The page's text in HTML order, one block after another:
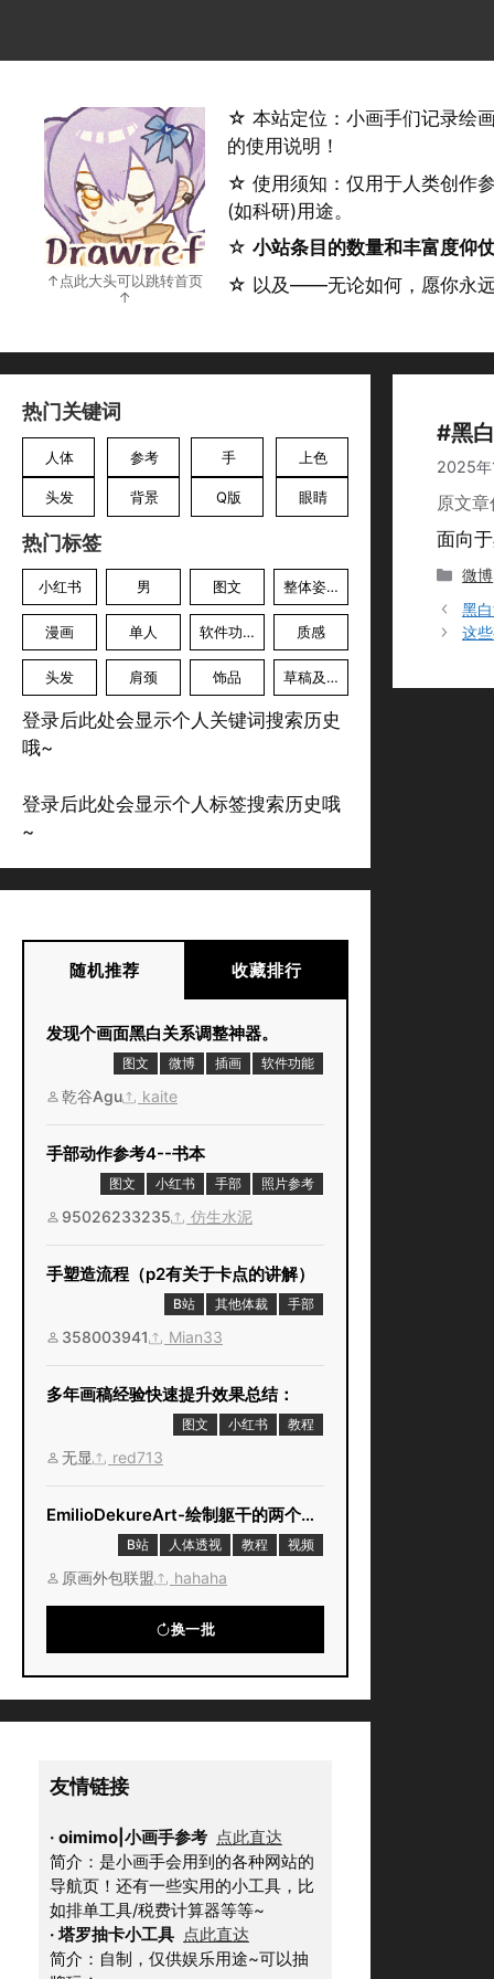
内
☆ 本站定位：小画手们记录绘
的使用说明！
☆ 使用须知：仅用于人类创作
(如科研)用途。
☆ 小站条目的数量和丰富度仰
☆ 以及——无论如何，愿你永远
#黑
2025
原文
面向
分
微博
黑
这
热门关键词
人体 参考 手 上色
头发 背景 Q版 眼睛
热门标签
小红书 男 图文 整体姿势
漫画 单人 软件功能 质感
头发 肩颈 饰品 草稿及色草
登录后此处会显示个人关键词搜索历史
哦~
登录后此处会显示个人标签搜索历史哦
~
随机推荐 收藏排行
发现个画面黑白关系调整神器。
图文 微博 插画 软件功能
乾谷Agu kaite
手部动作参考4--书本
图文 小红书 手部 照片参考
95026233235 仿生水泥
手塑造流程（p2有关于卡点的讲解）
B站 其他体裁 手部
358003941 Mian33
多年画稿经验快速提升效果总结：
图文 小红书 教程
无显 red713
EmilioDekureArt-绘制躯干的两个简单技巧
B站 人体透视 教程 视频
原画外包联盟 hahaha
换一批
友情链接
· oimimo|小画手参考 点此直达
简介：是小画手会用到的各种网站的
导航页！还有一些实用的小工具，比
如排单工具/税费计算器等等~
· 塔罗抽卡小工具 点此直达
简介：自制，仅供娱乐用途~可以抽